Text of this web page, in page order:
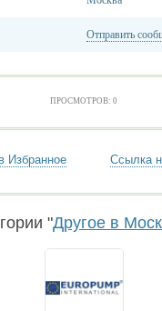
Отправить
ПРОСМОТРОВ: 0
Избранное Ссылка
"Другое в